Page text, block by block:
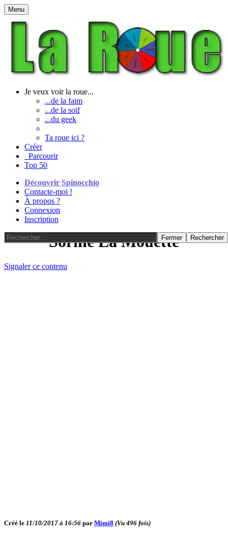
Menu
Je veux voir la roue...
...de la faim
...de la soif
...du geek
Ta roue ici ?
Créer
Parcourir
Top 50
Découvrir Spinocchio
Contacte-moi !
À propos ?
Connexion
Inscription
Fermer Rechercher
Sorine La Mouette
Signaler ce contenu
Créé le 11/10/2017 à 16:56 par Mimi8 (Vu 496 fois)